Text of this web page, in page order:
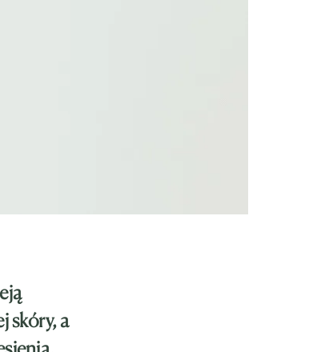
skóry, a